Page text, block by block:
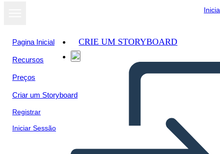
Pagina Inicial
Recursos
Preços
Criar um Storyboard
Registrar
Iniciar Sessão
CRIE UM STORYBOARD
Ver como
apresentação